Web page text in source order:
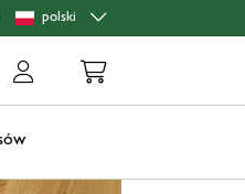
polski